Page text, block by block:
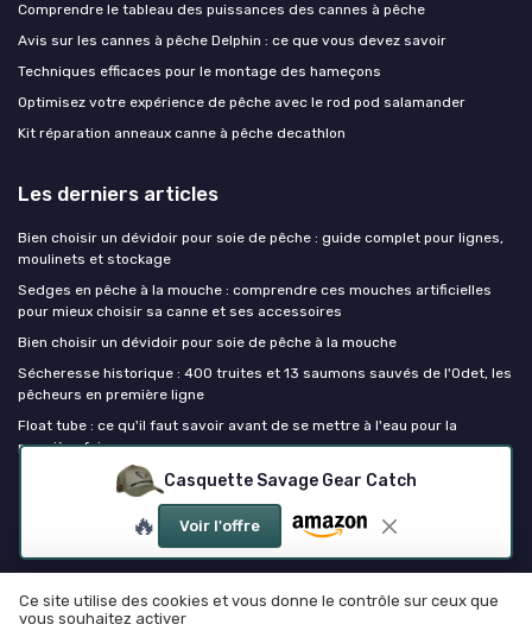
Casquette Savage Gear Catch
🔥 Voir l'offre
Comprendre le tableau des puissances des cannes à pêche
Avis sur les cannes à pêche Delphin : ce que vous devez savoir
Techniques efficaces pour le montage des hameçons
Optimisez votre expérience de pêche avec le rod pod salamander
Kit réparation anneaux canne à pêche decathlon
Les derniers articles
Bien choisir un dévidoir pour soie de pêche : guide complet pour lignes,
moulinets et stockage
Sedges en pêche à la mouche : comprendre ces mouches artificielles
pour mieux choisir sa canne et ses accessoires
Bien choisir un dévidoir pour soie de pêche à la mouche
Sécheresse historique : 400 truites et 13 saumons sauvés de l'Odet, les
pêcheurs en première ligne
Float tube : ce qu'il faut savoir avant de se mettre à l'eau pour la
première fois
Canne à peche
Mentions légales
Ce site utilise des cookies et vous donne le contrôle sur ceux que
vous souhaitez activer